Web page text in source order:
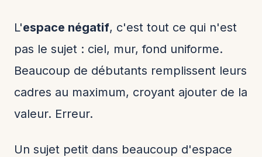
L'espace négatif, c'est tout ce qui n'est
pas le sujet : ciel, mur, fond uniforme.
Beaucoup de débutants remplissent leurs
cadres au maximum, croyant ajouter de la
valeur. Erreur.
Un sujet petit dans beaucoup d'espace